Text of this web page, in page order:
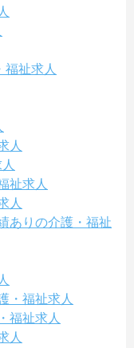
祉求人
人
祉求人
人
ありの介護・福祉
・福祉求人
福祉求人
人